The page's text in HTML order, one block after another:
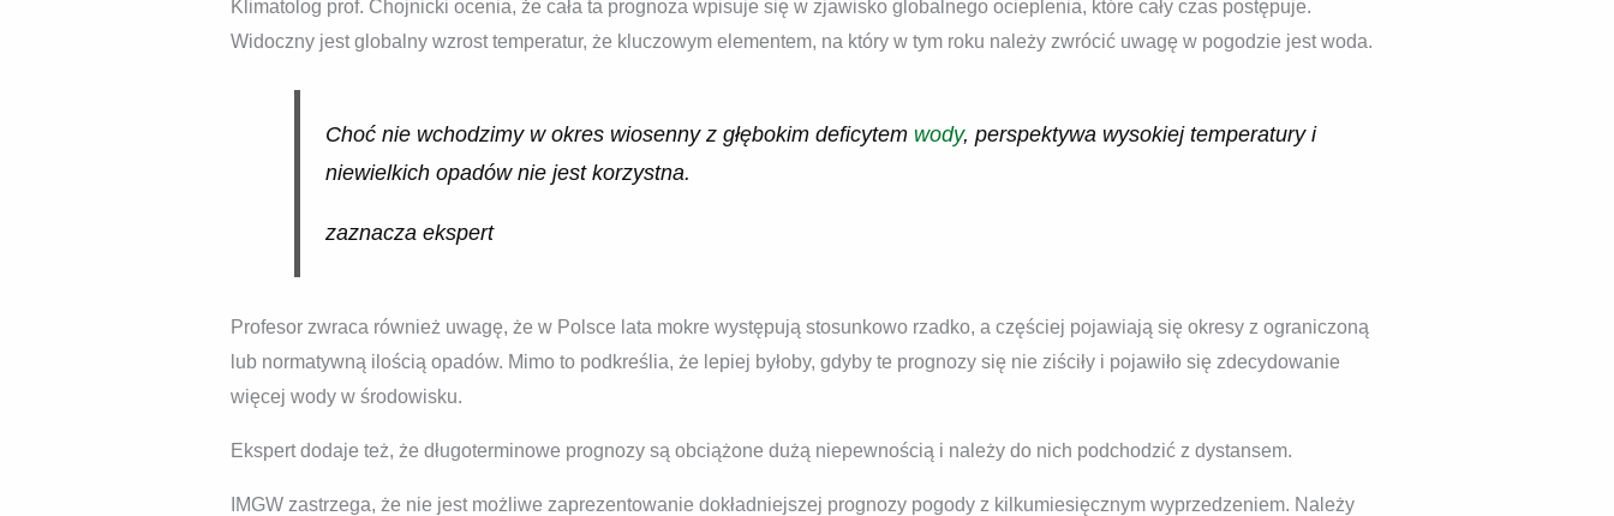
Klimatolog prof. Chojnicki ocenia, że cała ta prognoza wpisuje się w zjawisko globalnego ocieplenia, które cały czas postępuje.
Widoczny jest globalny wzrost temperatur, że kluczowym elementem, na który w tym roku należy zwrócić uwagę w pogodzie jest woda.
Choć nie wchodzimy w okres wiosenny z głębokim deficytem wody, perspektywa wysokiej temperatury i
niewielkich opadów nie jest korzystna.
zaznacza ekspert
Profesor zwraca również uwagę, że w Polsce lata mokre występują stosunkowo rzadko, a częściej pojawiają się okresy z ograniczoną
lub normatywną ilością opadów. Mimo to podkreślia, że lepiej byłoby, gdyby te prognozy się nie ziściły i pojawiło się zdecydowanie
więcej wody w środowisku.
Ekspert dodaje też, że długoterminowe prognozy są obciążone dużą niepewnością i należy do nich podchodzić z dystansem.
IMGW zastrzega, że nie jest możliwe zaprezentowanie dokładniejszej prognozy pogody z kilkumiesięcznym wyprzedzeniem. Należy